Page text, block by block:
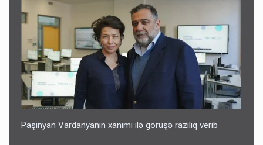
Paşinyan Vardanyanın xanımı ilə görüşə razılıq verib